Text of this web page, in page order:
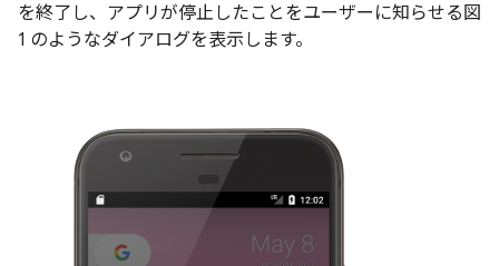
を終了し、アプリが停止したことをユーザーに知らせる図
1 のようなダイアログを表示します。